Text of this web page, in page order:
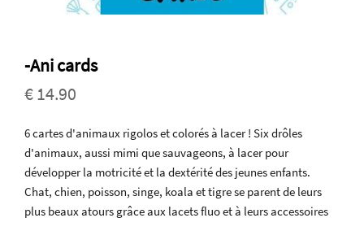
-Ani cards
€ 14.90
6 cartes d'animaux rigolos et colorés à lacer ! Six drôles
d'animaux, aussi mimi que sauvageons, à lacer pour
développer la motricité et la dextérité des jeunes enfants.
Chat, chien, poisson, singe, koala et tigre se parent de leurs
plus beaux atours grâce aux lacets fluo et à leurs accessoires